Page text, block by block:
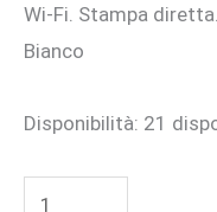
Wi-Fi. Stampa
Bianco
Disponibilità: 21
ECOTANK